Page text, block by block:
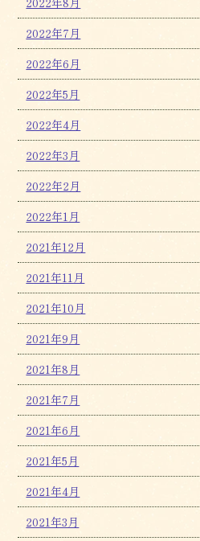
2022年7月
2022年6月
2022年5月
2022年4月
2022年3月
2022年2月
2022年1月
2021年12月
2021年11月
2021年10月
2021年9月
2021年8月
2021年7月
2021年6月
2021年5月
2021年4月
2021年3月